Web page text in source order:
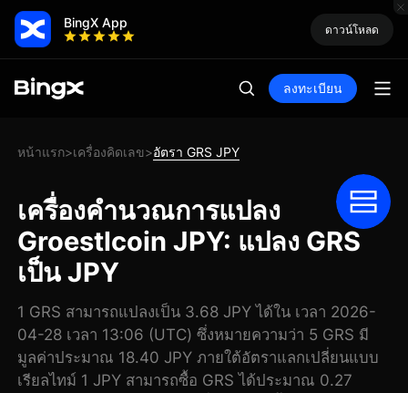
BingX App ดาวน์โหลด
ลงทะเบียน
หน้าแรก>เครื่องคิดเลข>อัตรา GRS JPY
เครื่องคำนวณการแปลง
Groestlcoin JPY: แปลง GRS
เป็น JPY
1 GRS สามารถแปลงเป็น 3.68 JPY ได้ใน เวลา 2026-
04-28 เวลา 13:06 (UTC) ซึ่งหมายความว่า 5 GRS มี
มูลค่าประมาณ 18.40 JPY ภายใต้อัตราแลกเปลี่ยนแบบ
เรียลไทม์ 1 JPY สามารถซื้อ GRS ได้ประมาณ 0.27